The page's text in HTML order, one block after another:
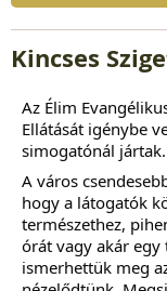
Kincses
Az Élim
Ellátását igénybe
simogatónál jártak.
A város
hogy a látogatók
természethez,
órát vagy akár egy
ismerhettük meg